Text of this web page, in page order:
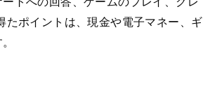
ポイントは、現金や電子マネー、ギ